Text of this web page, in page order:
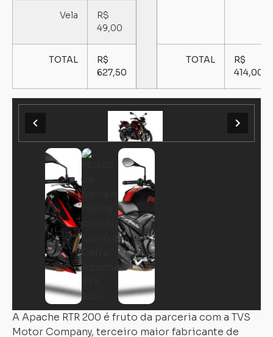
Vela
R$
49,00
TOTAL
R$
627,50
TOTAL
R$
414,00
A Apache RTR 200 é fruto da parceria com a TVS
Motor Company, terceiro maior fabricante de